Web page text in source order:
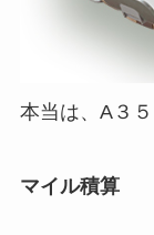
本当は、A３
マイル積算